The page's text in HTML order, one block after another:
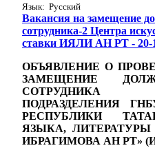
Язык: Русский
Вакансия на замещение
сотрудника-2 Центра
ставки ИЯЛИ АН РТ - 20-
ОБЪЯВЛЕНИЕ О
ЗАМЕЩЕНИЕ
СОТРУДНИКА
ПОДРАЗДЕЛЕНИЯ
РЕСПУБЛИКИ
ЯЗЫКА,
ИБРАГИМОВА АН РТ»